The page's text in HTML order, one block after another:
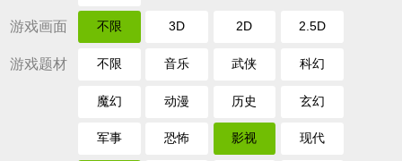
游戏画面 不限 3D 2D 2.5D
游戏题材 不限 音乐 武侠 科幻
魔幻 动漫 历史 玄幻
军事 恐怖 影视 现代